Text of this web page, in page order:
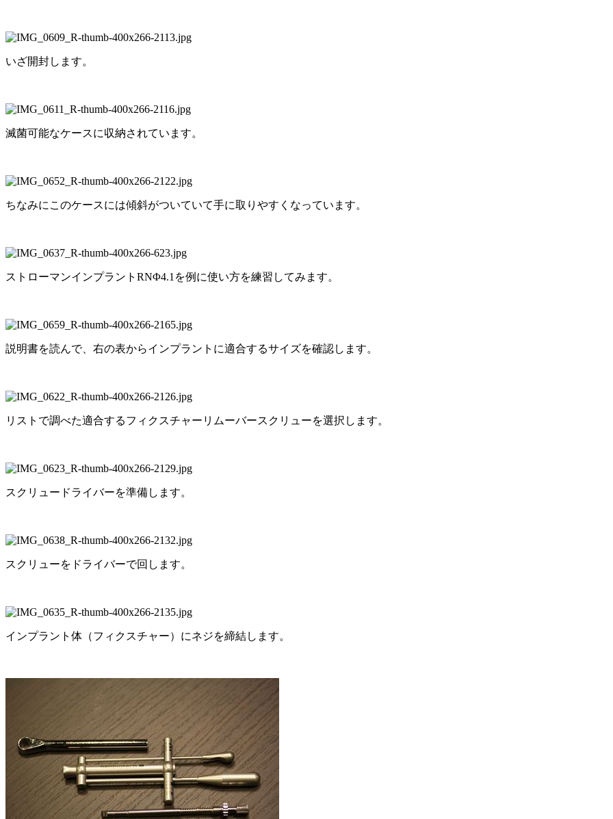
いざ開封します。
滅菌可能なケースに収納されています。
ちなみにこのケースには傾斜がついていて手に取りやすくなっています。
ストローマンインプラントRNΦ4.1を例に使い方を練習してみます。
説明書を読んで、右の表からインプラントに適合するサイズを確認します。
リストで調べた適合するフィクスチャーリムーバースクリューを選択します。
スクリュードライバーを準備します。
スクリューをドライバーで回します。
インプラント体（フィクスチャー）にネジを締結します。